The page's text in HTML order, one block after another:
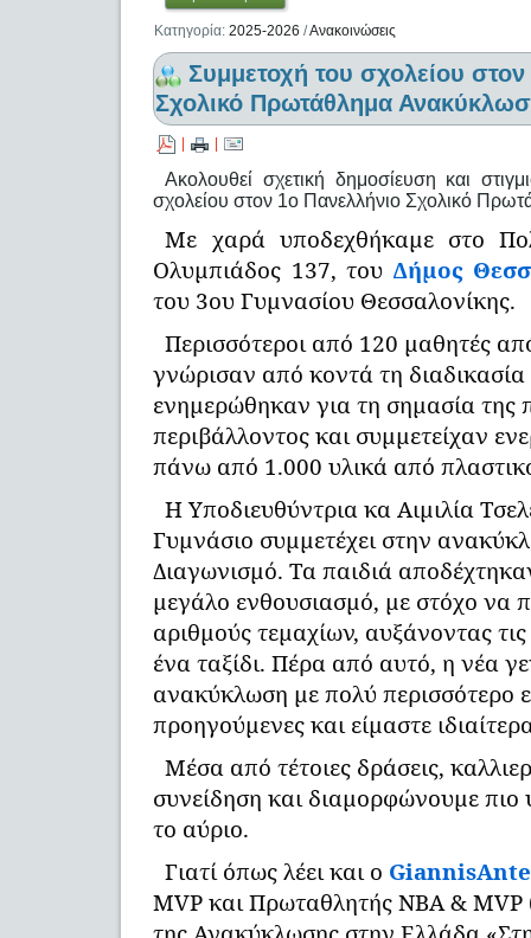
Κατηγορία:2025-2026 /Ανακοινώσεις
Συμμετοχή του σχολείου
Σχολικό Πρωτάθλημα
Ακολουθεί σχετική δημοσίευση και
σχολείου στον 1ο Πανελλήνιο Σχολικό
Με χαρά υποδεχθήκαμε στο
Ολυμπιάδος 137, του Δήμος
του 3ου Γυμνασίου Θεσσαλονίκης.
Περισσότεροι από 120 μαθητές
γνώρισαν από κοντά τη
ενημερώθηκαν για τη σημασία της
περιβάλλοντος και συμμετείχαν
πάνω από 1.000 υλικά από
Η Υποδιευθύντρια κα Αιμιλία
Γυμνάσιο συμμετέχει στην
Διαγωνισμό. Τα παιδιά
μεγάλο ενθουσιασμό, με στόχο να
αριθμούς τεμαχίων, αυξάνοντας
ένα ταξίδι. Πέρα από αυτό, η νέα
ανακύκλωση με πολύ περισσότερο
προηγούμενες και είμαστε
Μέσα από τέτοιες δράσεις,
συνείδηση και διαμορφώνουμε πιο
το αύριο.
Γιατί όπως λέει και ο
MVP και Πρωταθλητής ΝΒΑ &